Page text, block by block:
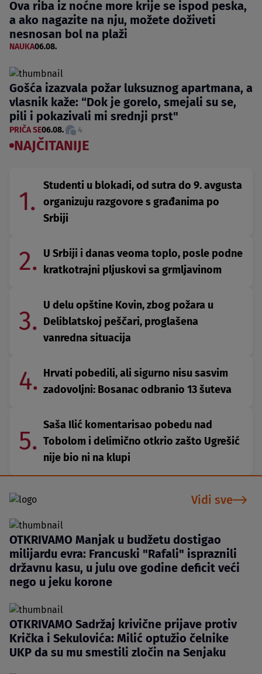
Ova riba iz noćne more krije se ispod peska,
a ako nagazite na nju, možete doživeti
nesnosan bol na plaži
NAUKA06.08.
Gošća izazvala požar luksuznog apartmana, a
vlasnik kaže: “Dok je gorelo, smejali su se,
pili i pokazivali mi srednji prst"
PRIČA SE06.08. 4
NAJČITANIJE
1.
Studenti u blokadi, od sutra do 9. avgusta
organizuju razgovore s građanima po
Srbiji
2. U Srbiji i danas veoma toplo, posle podne
kratkotrajni pljuskovi sa grmljavinom
3.
U delu opštine Kovin, zbog požara u
Deliblatskoj peščari, proglašena
vanredna situacija
4. Hrvati pobedili, ali sigurno nisu sasvim
zadovoljni: Bosanac odbranio 13 šuteva
5.
Saša Ilić komentarisao pobedu nad
Tobolom i delimično otkrio zašto Ugrešić
nije bio ni na klupi
Vidi sve
OTKRIVAMO Manjak u budžetu dostigao
milijardu evra: Francuski "Rafali" ispraznili
državnu kasu, u julu ove godine deficit veći
nego u jeku korone
OTKRIVAMO Sadržaj krivične prijave protiv
Krička i Sekulovića: Milić optužio čelnike
UKP da su mu smestili zločin na Senjaku